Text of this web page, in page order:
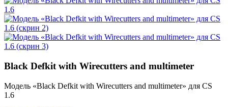
Black Defkit with Wirecutters and multimeter
Модель «Black Defkit with Wirecutters and multimeter» для CS
1.6